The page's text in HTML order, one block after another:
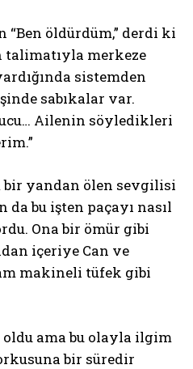
öldürdüm,” derdi ki
talimatıyla merkeze
sistemden
sabıkalar var.
Ailenin söyledikleri
bir yandan ölen sevgilisi
bu işten paçayı nasıl
Ona bir ömür gibi
içeriye Can ve
makineli tüfek gibi
oldu ama bu olayla ilgim
bir süredir